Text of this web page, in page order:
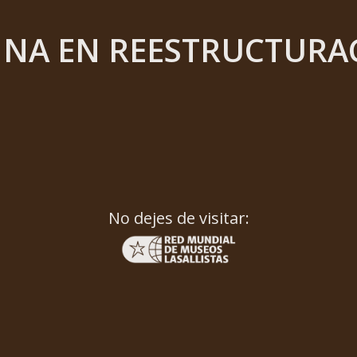
EN
No dejes de visitar: